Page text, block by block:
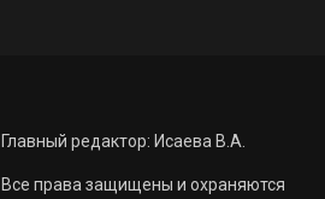
Главный редактор: Исаева В.А.
Все права защищены и охраняются